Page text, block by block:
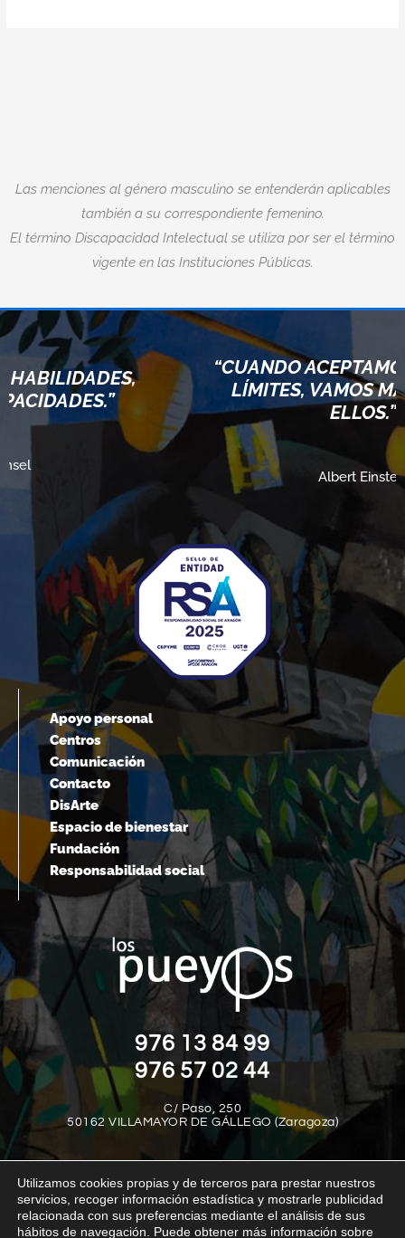
Las menciones al género masculino se entenderán aplicables
también a su correspondiente femenino.
El término Discapacidad Intelectual se utiliza por ser el término
vigente en las Instituciones Públicas.
“CUANDO ACEPTAMOS
LÍMITES, VAMOS MÁS
ELLOS.”
Albert Einstein
Apoyo personal
Centros
Comunicación
Contacto
DisArte
Espacio de bienestar
Fundación
Responsabilidad social
976 13 84 99
976 57 02 44
C/ Paso, 250
50162 VILLAMAYOR DE GÁLLEGO (Zaragoza)
Utilizamos cookies propias y de terceros para prestar nuestros
servicios, recoger información estadística y mostrarle publicidad
relacionada con sus preferencias mediante el análisis de sus
hábitos de navegación. Puede obtener más información sobre